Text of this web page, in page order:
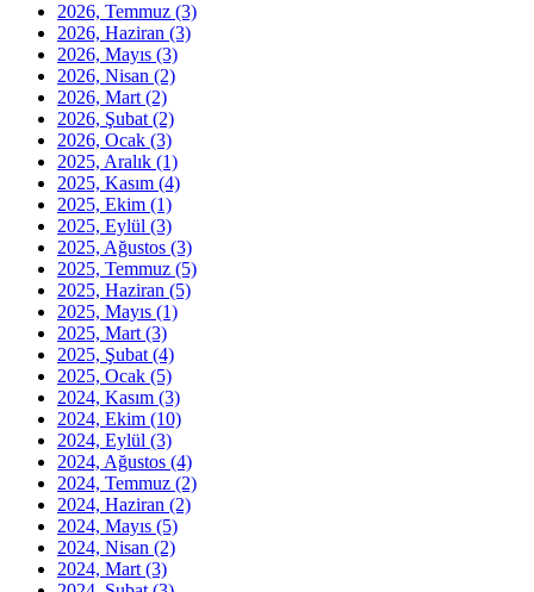
2026, Temmuz (3)
2026, Haziran (3)
2026, Mayıs (3)
2026, Nisan (2)
2026, Mart (2)
2026, Şubat (2)
2026, Ocak (3)
2025, Aralık (1)
2025, Kasım (4)
2025, Ekim (1)
2025, Eylül (3)
2025, Ağustos (3)
2025, Temmuz (5)
2025, Haziran (5)
2025, Mayıs (1)
2025, Mart (3)
2025, Şubat (4)
2025, Ocak (5)
2024, Kasım (3)
2024, Ekim (10)
2024, Eylül (3)
2024, Ağustos (4)
2024, Temmuz (2)
2024, Haziran (2)
2024, Mayıs (5)
2024, Nisan (2)
2024, Mart (3)